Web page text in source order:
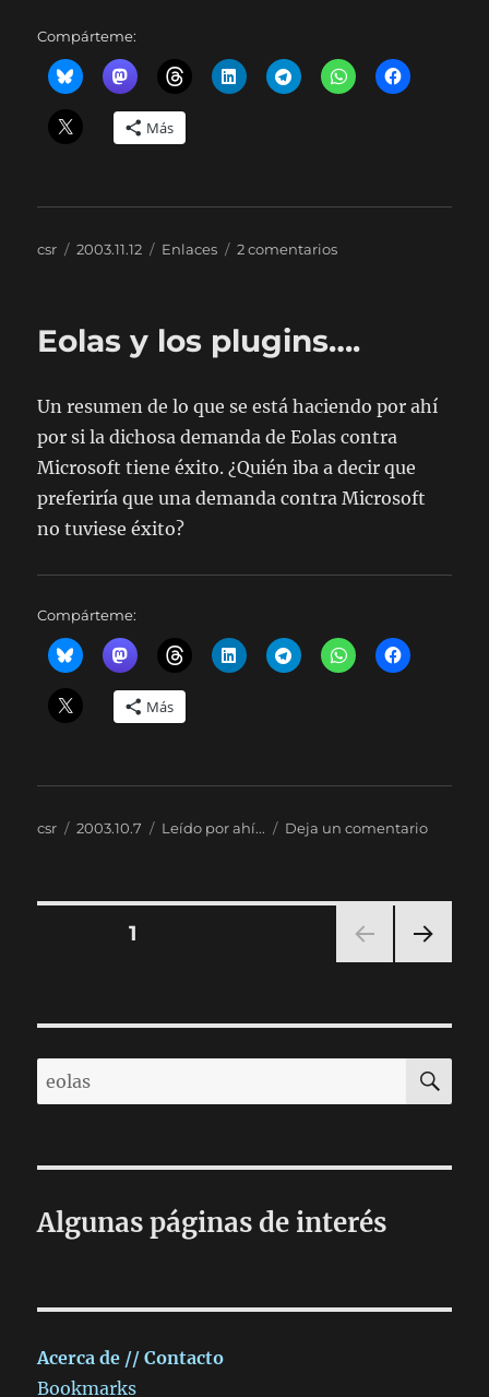
Compárteme:
Más
Autor
csr
Publicado
2003.11.12 Categorías
Enlaces 2 comentariosen
Eolas y los plugins….
Un resumen de lo que se está haciendo por ahí
por si la dichosa demanda de Eolas contra
Microsoft tiene éxito. ¿Quién iba a decir que
preferiría que una demanda contra Microsoft
no tuviese éxito?
Compárteme:
Más
Autor
csr
Publicado
2003.10.7 Categorías
Leído por ahí... Deja un comentarioen
Paginación
entradas
PÁGINA1
NA
Buscar
por:
Algunas páginas de interés
Acerca de // Contacto
Bookmarks